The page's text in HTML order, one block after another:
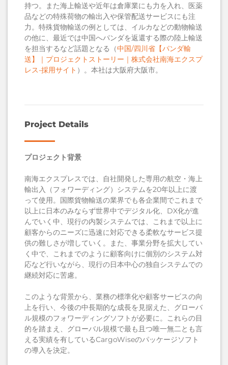
持つ。また海上輸送や近年は倉庫業にも力を入れ、医薬
品などの特殊荷物の輸出入や保管配送サービスにも注
力。特殊貨物輸送の例としては、イルカなどの動物輸送
の他に、最近では中国へパンダを返還する際の陸上輸送
を担当するなど話題となる（中国/四川省【パンダ輸
送】｜プロジェクトストーリー｜株式会社南海エクスプ
レス-採用サイト ）。本社は大阪府大阪市。
Project Details
プロジェクト背景
南海エクスプレスでは、自社開発した専用の航空・海上
輸出入（フォワーディング）システムを20年以上に渡
って使用。国際貨物輸送の業界でも各企業間でこれまで
以上に日本のみならず世界中でデジタル化、DX化が進
んでいく中、現行の内製システムでは、これまで以上に
顧客からのニーズに迅速に対応できる柔軟なサービス提
供の難しさが増していく。また、事業分野を拡大してい
く中で、これまでのように顧客向けに個別のシステム対
応など行いながら、現行の日本中心の独自システムでの
継続対応に苦慮。
このような背景から、業務の標準化や顧客サービスの向
上を行い、今後の中長期的な成長を見据えた、グローバ
ル規模のフォワーディングソフトが必要に。これらの目
的を踏まえ、グローバル規模で最も且つ唯一無二とも言
える実績を有しているCargoWiseのパッケージソフト
の導入を決定。